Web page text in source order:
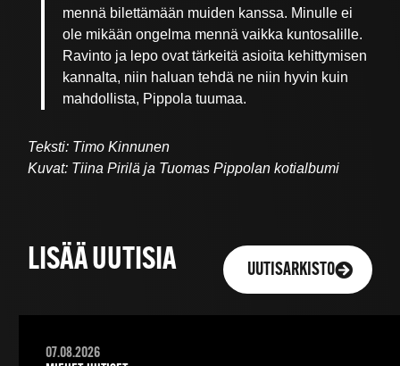
mennä bilettämään muiden kanssa. Minulle ei
ole mikään ongelma mennä vaikka kuntosalille.
Ravinto ja lepo ovat tärkeitä asioita kehittymisen
kannalta, niin haluan tehdä ne niin hyvin kuin
mahdollista, Pippola tuumaa.
Teksti: Timo Kinnunen
Kuvat: Tiina Pirilä ja Tuomas Pippolan kotialbumi
LISÄÄ UUTISIA UUTISARKISTO
07.08.2026